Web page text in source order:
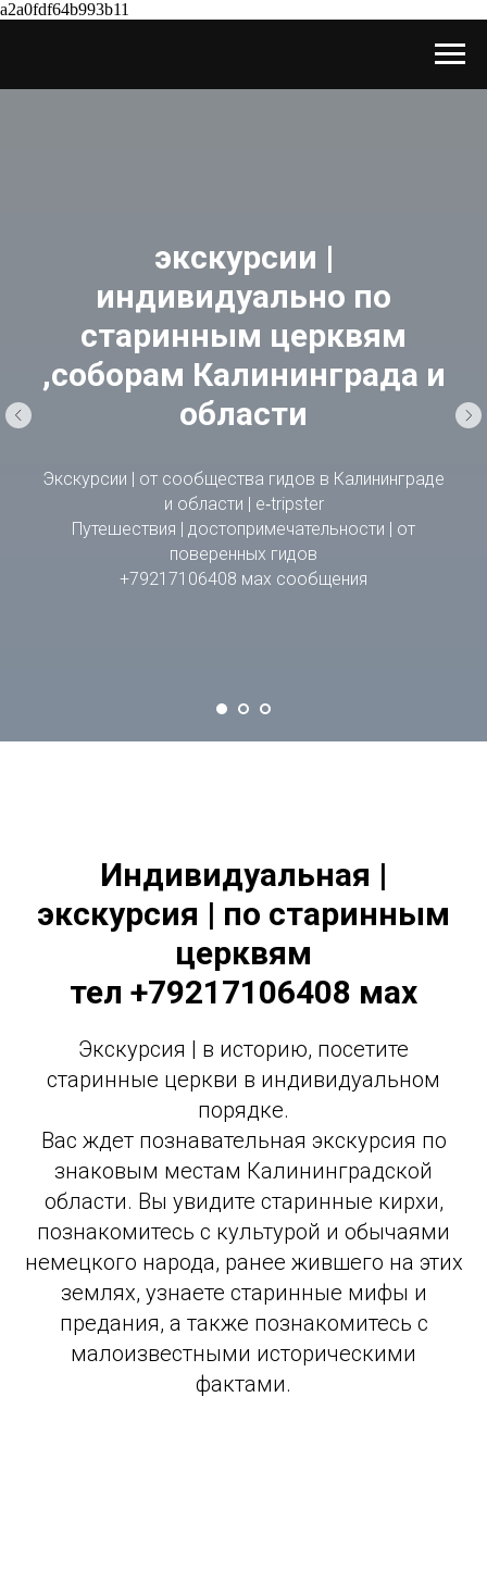
a2a0fdf64b993b11
экскурсии |
индивидуально по
старинным церквям
,соборам Калининграда и
области
Экскурсии | от сообщества гидов в Калининграде
и области | e‑tripster
Путешествия | достопримечательности | от
поверенных гидов
+79217106408 мах сообщения
Индивидуальная |
экскурсия | по старинным
церквям
тел +79217106408 мах
Экскурсия | в историю, посетите
старинные церкви в индивидуальном
порядке.
Вас ждет познавательная экскурсия по
знаковым местам Калининградской
области. Вы увидите старинные кирхи,
познакомитесь с культурой и обычаями
немецкого народа, ранее жившего на этих
землях, узнаете старинные мифы и
предания, а также познакомитесь с
малоизвестными историческими
фактами.